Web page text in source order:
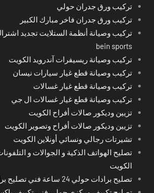
تركيب ورق جدران حولي
تركيب ورق جدران فاخر مبارك الكبير
تركيب وصيانة أنظمة الستلايت تجديد
bein sports
تركيب وصيانة ريسيفرات آندرويد الكويت
تركيب وصيانة قطع غيار سيارات نيسان
تركيب وصيانة قطع غيار غسالات
تركيب وصيانة قطع غيار غسالات ال جي
تزيين وديكور صالات أفراح الكويت
تزيين وديكور صالات أفراح وتصوير الكويت
تشيرتات رجالي ونسائي أونلاين الكويت
تصليح الهواتف الذكية و الجوالات و
الكويت
تصليح برادات حولي 24 ساعة فني تصليح برادات باكستاني